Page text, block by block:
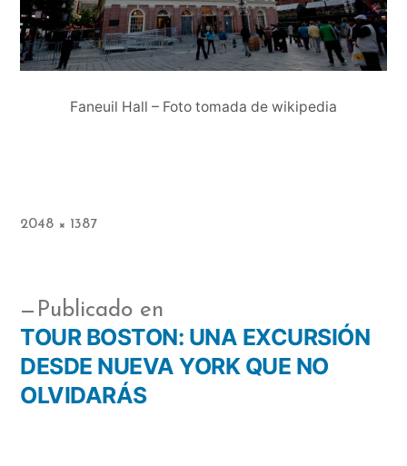
Faneuil Hall – Foto tomada de wikipedia
2048 × 1387
Publicado en
TOUR BOSTON: UNA EXCURSIÓN
DESDE NUEVA YORK QUE NO
OLVIDARÁS